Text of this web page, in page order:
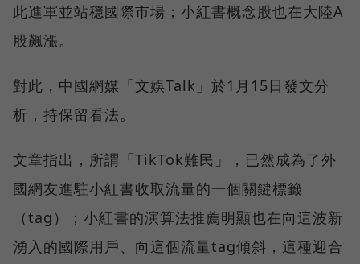
此進軍並站穩國際市場；小紅書概念股也在大陸A
股飆漲。
對此，中國網媒「文娛Talk」於1月15日發文分
析，持保留看法。
文章指出，所謂「TikTok難民」，已然成為了外
國網友進駐小紅書收取流量的一個關鍵標籤
（tag）；小紅書的演算法推薦明顯也在向這波新
湧入的國際用戶、向這個流量tag傾斜，這種迎合